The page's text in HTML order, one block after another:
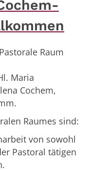
Raum
Maria
Cochem,
Raumes sind:
von sowohl
Pastoral tätigen